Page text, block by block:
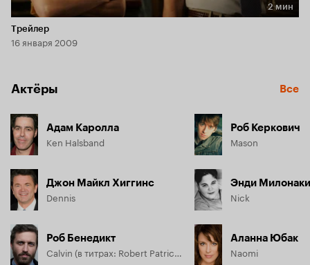
Длительность 2 мин
2 мин
Трейлер
16 января 2009
Актёры Все
Адам Каролла
Ken Halsband
Джон Майкл Хиггинс
Dennis
Роб Бенедикт
Роб Керкович
Mason
Энди
Nick
Аланна Юбак
Naomi